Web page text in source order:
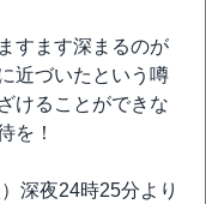
すます深まるのが
近づいたという噂
けることができな
を！
深夜24時25分より